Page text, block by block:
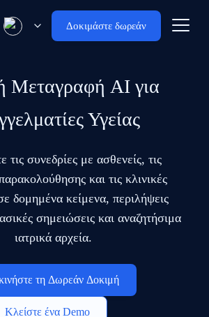
Δοκιμάστε δωρεάν
Μεταγραφή AI για
Υγείας
τις συνεδρίες με ασθενείς, τις
και τις κλινικές
δομημένα κείμενα, περιλήψεις
σημειώσεις και αναζητήσιμα
ιατρικά αρχεία.
τη Δωρεάν Δοκιμή
Κλείστε ένα Demo